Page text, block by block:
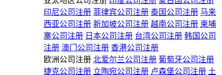
印尼公司注册 菲律宾公司注册 泰国公司注册 马来
西亚公司注册 新加坡公司注册 越南公司注册 柬埔
寨公司注册 日本公司注册 台湾公司注册 韩国公司
注册 澳门公司注册 香港公司注册
欧洲公司注册 北爱尔兰公司注册 葡萄牙公司注册
捷克公司注册 立陶宛公司注册 卢森堡公司注册 土